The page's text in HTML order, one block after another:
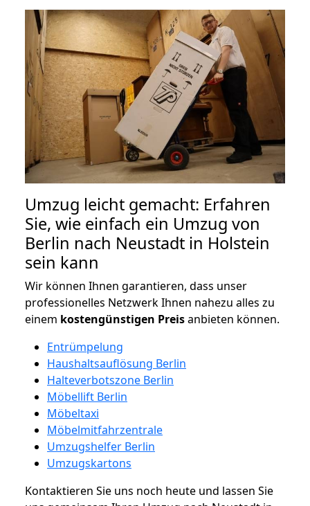
Umzug leicht gemacht: Erfahren
Sie, wie einfach ein Umzug von
Berlin nach Neustadt in Holstein
sein kann
Wir können Ihnen garantieren, dass unser
professionelles Netzwerk Ihnen nahezu alles zu
einem kostengünstigen Preisanbieten können.
Entrümpelung
Haushaltsauflösung Berlin
Halteverbotszone Berlin
Möbellift Berlin
Möbeltaxi
Möbelmitfahrzentrale
Umzugshelfer Berlin
Umzugskartons
Kontaktieren Sie uns noch heute und lassen Sie